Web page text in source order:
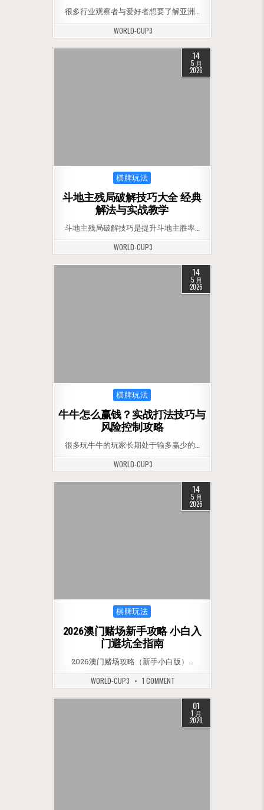
很多行业观察者与爱好者想要了解亚洲…
WORLD-CUP3
14
5 月
2026
Posted in
棋牌玩法
斗地主残局破解技巧大全 经典
解法与实战教学
斗地主残局破解技巧是提升斗地主胜率…
WORLD-CUP3
14
5 月
2026
Posted in
棋牌玩法
牛牛怎么赢钱？实战打法技巧与
风险控制攻略
很多玩牛牛的玩家长期处于输多赢少的…
WORLD-CUP3
14
5 月
2026
Posted in
棋牌玩法
2026澳门赌场新手攻略 小白入
门避坑全指南
2026澳门赌场攻略（新手小白版）…
WORLD-CUP3 1 COMMENT
01
1 月
2020